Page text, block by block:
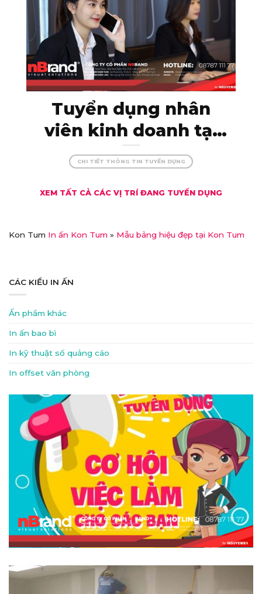
Tuyển dụng nhân
viên kinh doanh tại
Kon Tum – thu nhập
khủng, đãi ngộ xịn!
CHI TIẾT THÔNG TIN TUYỂN DỤNG
XEM TẤT CẢ CÁC VỊ TRÍ ĐANG TUYỂN DỤNG
Kon Tum In ấn Kon Tum » Mẫu bảng hiệu đẹp tại Kon Tum
CÁC KIỂU IN ẤN
Ấn phẩm khác
In ấn bao bì
In kỹ thuật số quảng cáo
In offset văn phòng